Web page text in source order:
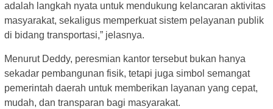
adalah langkah nyata untuk mendukung kelancaran aktivitas
masyarakat, sekaligus memperkuat sistem pelayanan publik
di bidang transportasi,” jelasnya.
Menurut Deddy, peresmian kantor tersebut bukan hanya
sekadar pembangunan fisik, tetapi juga simbol semangat
pemerintah daerah untuk memberikan layanan yang cepat,
mudah, dan transparan bagi masyarakat.